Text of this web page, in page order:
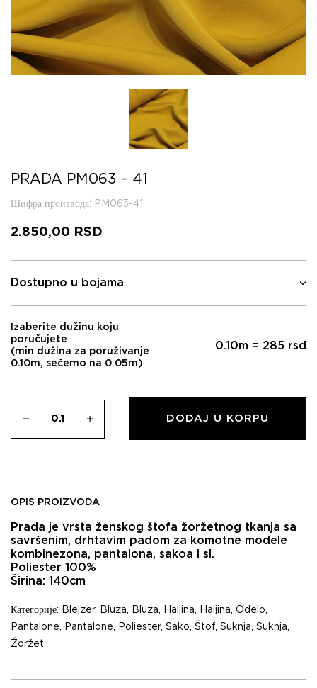
PRADA PM063 – 41
Шифра производа: PM063-41
2.850,00 RSD
Dostupno u bojama
Izaberite dužinu koju
poručujete
(min dužina za poruživanje
0.10m, sečemo na 0.05m)
0.10m = 285 rsd
DODAJ U KORPU
OPIS PROIZVODA
Prada je vrsta ženskog štofa žoržetnog tkanja sa
savršenim, drhtavim padom za komotne modele
kombinezona, pantalona, sakoa i sl.
Poliester 100%
Širina: 140cm
Категорије: Blejzer, Bluza, Bluza, Haljina, Haljina, Odelo,
Pantalone, Pantalone, Poliester, Sako, Štof, Suknja, Suknja,
Žoržet